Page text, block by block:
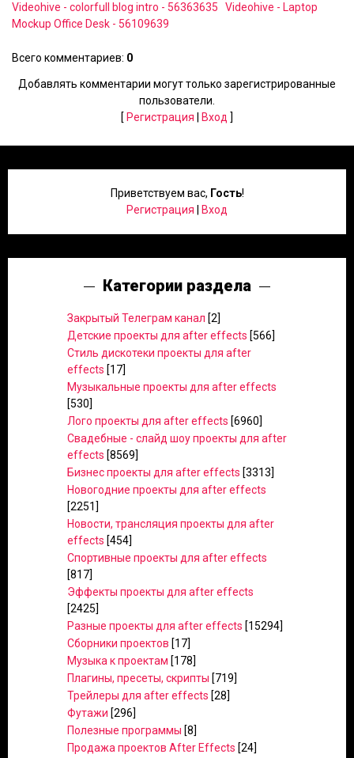
Videohive - colorfull blog intro - 56363635
Videohive - Laptop
Mockup Office Desk - 56109639
Всего комментариев: 0
Добавлять комментарии могут только зарегистрированные
пользователи.
[ Регистрация Вход ]
Приветствуем вас, Гость!
Регистрация
Вход
Категории раздела
Закрытый Телеграм канал [2]
Детские проекты для after effects [566]
Стиль дискотеки проекты для after
effects [17]
Музыкальные проекты для after effects
[530]
Лого проекты для after effects [6960]
Свадебные - слайд шоу проекты для after
effects [8569]
Бизнес проекты для after effects [3313]
Новогодние проекты для after effects
[2251]
Новости, трансляция проекты для after
effects [454]
Спортивные проекты для after effects
[817]
Эффекты проекты для after effects
[2425]
Разные проекты для after effects [15294]
Сборники проектов [17]
Музыка к проектам [178]
Плагины, пресеты, скрипты [719]
Трейлеры для after effects [28]
Футажи [296]
Полезные программы [8]
Продажа проектов After Effects [24]